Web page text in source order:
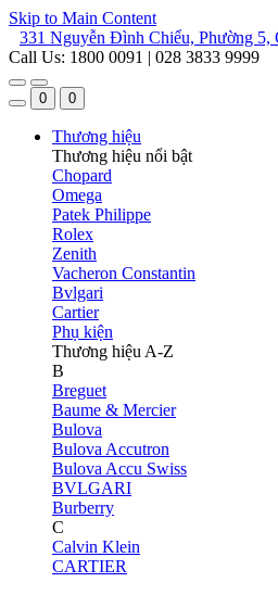
Skip to Main Content
331 Nguyễn Đình Chiểu, Phường 5,
Call Us: 1800 0091 | 028 3833 9999
0 0
Thương hiệu
Thương hiệu nổi bật
Chopard
Omega
Patek Philippe
Rolex
Zenith
Vacheron Constantin
Bvlgari
Cartier
Phụ kiện
Thương hiệu A-Z
B
Breguet
Baume & Mercier
Bulova
Bulova Accutron
Bulova Accu Swiss
BVLGARI
Burberry
C
Calvin Klein
CARTIER